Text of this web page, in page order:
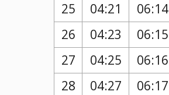
25
04:21 06:14
26
04:23 06:15
27
04:25 06:16
28
04:27 06:17